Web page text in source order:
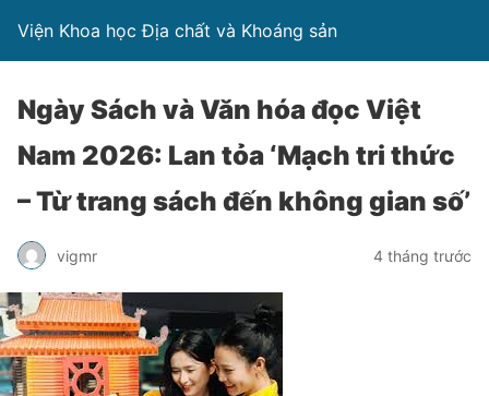
Viện Khoa học Địa chất và Khoáng sản
Ngày Sách và Văn hóa đọc Việt
Nam 2026: Lan tỏa ‘Mạch tri thức
– Từ trang sách đến không gian số’
vigmr 4 tháng trước